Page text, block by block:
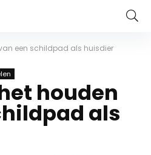
een schildpad als huisdier
houden
als